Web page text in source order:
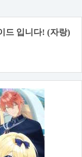
드 입니다! (자랑)